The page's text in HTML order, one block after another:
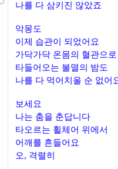
나를 다 삼키진 않았죠
악몽도
이제 습관이 되었어요
가닥가닥 온몸의 혈관으로
타들어오는 불멸의 밤도
나를 다 먹어치울 순 없어
보세요
나는 춤을 춘답니다
타오르는 휠체어 위에서
어깨를 흔들어요
오, 격렬히